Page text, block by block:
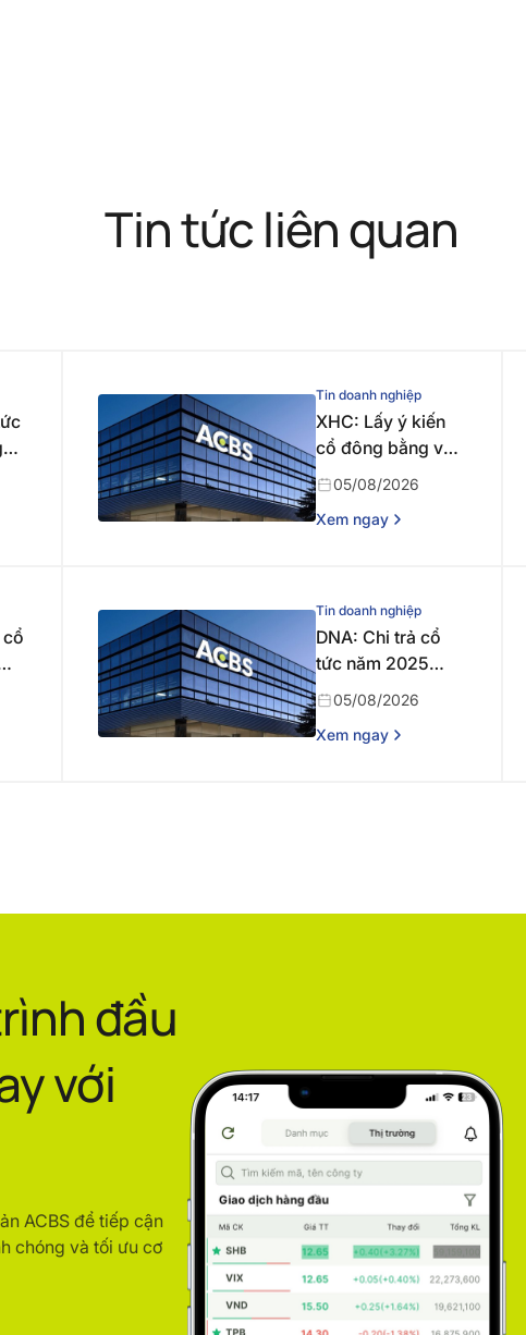
Tin tức liên quan
Tin doanh nghiệp
XHC: Lấy ý kiến
cổ đông bằng văn
bản05/08/2026
Xem ngay
cổ
Tin doanh nghiệp
DNA: Chi trả cổ
tức năm 2025
bằng tiền
05/08/2026
Xem ngay
đầu
với
ACBS để tiếp cận
chóng và tối ưu cơ